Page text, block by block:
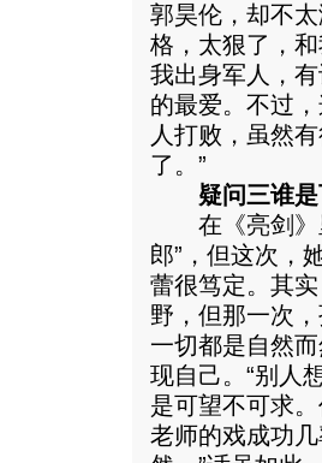
郭昊伦，却不
格，太狠了，
我出身军人，
的最爱。不过
人打败，虽然
了。”
疑问三谁
在《亮剑》
郎”，但这次，
蕾很笃定。其
野，但那一次
一切都是自然
现自己。“别人
是可望不可求
老师的戏成功